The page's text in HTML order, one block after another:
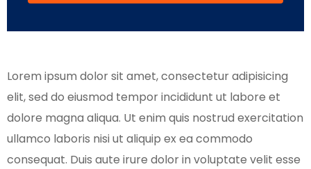
Lorem ipsum dolor sit amet, consectetur adipisicing
elit, sed do eiusmod tempor incididunt ut labore et
dolore magna aliqua. Ut enim quis nostrud exercitation
ullamco laboris nisi ut aliquip ex ea commodo
consequat. Duis aute irure dolor in voluptate velit esse